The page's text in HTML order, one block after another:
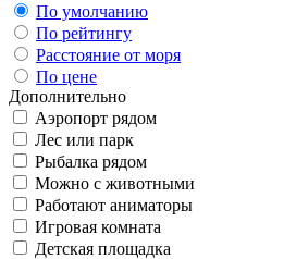
По умолчанию
По рейтингу
Расстояние от моря
По цене
Дополнительно
Аэропорт рядом
Лес или парк
Рыбалка рядом
Можно с животными
Работают аниматоры
Игровая комната
Детская площадка